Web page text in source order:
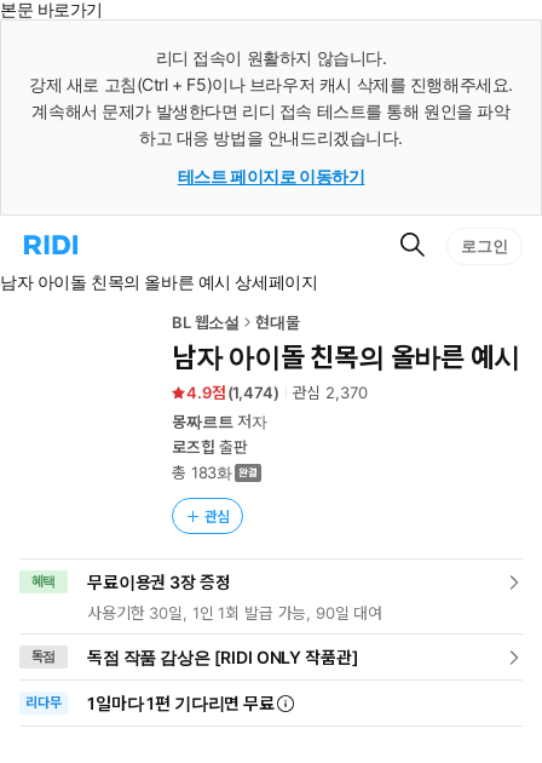
본문 바로가기
리디 접속이 원활하지 않습니다.
강제 새로 고침(Ctrl + F5)이나 브라우저 캐시 삭제를 진행해주세요.
계속해서 문제가 발생한다면 리디 접속 테스트를 통해 원인을 파악
하고 대응 방법을 안내드리겠습니다.
테스트 페이지로 이동하기
리
홈
검
로그인
남자 아이돌 친목의 올바른 예시 상세페이지
BL 웹소설 현대물
남자 아이돌 친목의 올바른 예시
4.9 (1,474) 관심 2,370
몽짜르트 저자
로즈힙 출판
총 183화
관심
혜택 무료이용권 3장 증정
사용기한 30일, 1인 1회 발급 가능, 90일 대여
독점 독점 작품 감상은 [RIDI ONLY 작품관]
리다무 1일마다1편 기다리면 무료